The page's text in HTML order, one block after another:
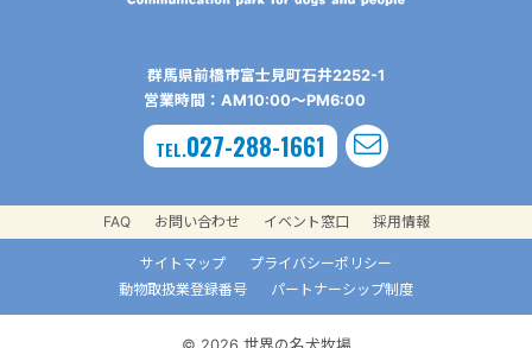
群⾺県前橋市富⼠⾒町⽯井2252-1
営業時間：AM10:00〜PM6:00
TEL.027-288-1661
FAQ お問い合わせ イベント窓口 採用情報
サイトマップ
プライバシーポリシー
動物取扱業登録番号
パートナーシップ制度